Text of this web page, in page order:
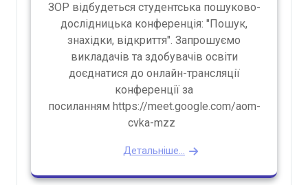
ЗОР відбудеться студентська пошуково-
дослідницька конференція: "Пошук,
знахідки, відкриття". Запрошуємо
викладачів та здобувачів освіти
доєднатися до онлайн-трансляції
конференції за
посиланням https://meet.google.com/aom-
cvka-mzz
Детальніше...